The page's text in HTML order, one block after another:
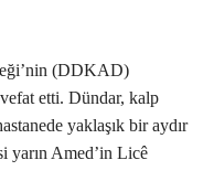
(DDKAD)
etti. Dündar, kalp
yaklaşık bir aydır
yarın Amed’in Licê